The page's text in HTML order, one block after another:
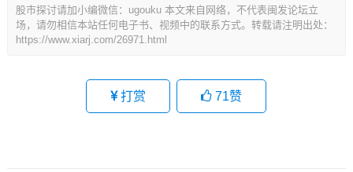
股市探讨请加小编微信：ugouku 本文来自网络，不代表闽发论坛立
场，请勿相信本站任何电子书、视频中的联系方式。转载请注明出处：
https://www.xiarj.com/26971.html
打赏 71赞